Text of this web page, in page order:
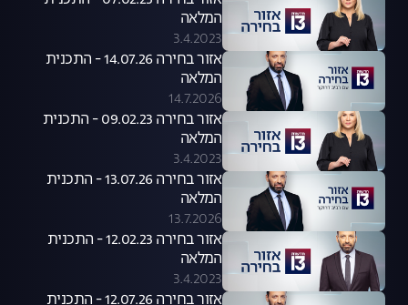
המלאה
3.4.2023
אזור בחירה 14.07.26 - התכנית
המלאה
14.7.2026
אזור בחירה 09.02.23 - התכנית
המלאה
3.4.2023
אזור בחירה 13.07.26 - התכנית
המלאה
13.7.2026
אזור בחירה 12.02.23 - התכנית
המלאה
3.4.2023
אזור בחירה 12.07.26 - התכנית